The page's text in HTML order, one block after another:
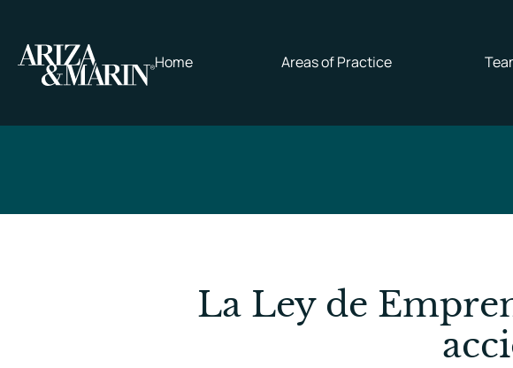
Home Areas of Practice
La Ley de